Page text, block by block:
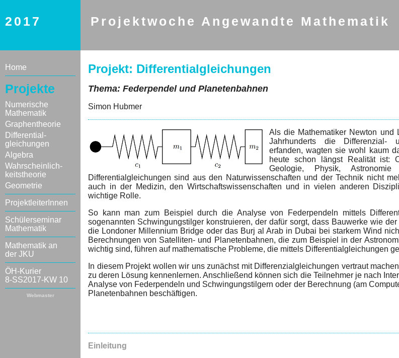
2017 Projektwoche Angewandte Mathematik
Home
Projekte
Numerische
Mathematik
Graphentheorie
Differential-
gleichungen
Algebra
Wahrscheinlich-
keitstheorie
Geometrie
ProjektleiterInnen
Schülerseminar
Mathematik
Mathematik an
der JKU
ÖH-Kurier
8-SS2017-KW 10
Webmaster
Projekt: Differentialgleichungen
Thema: Federpendel und Planetenbahnen
Simon Hubmer
Als die Mathematiker Newton und
Jahrhunderts die Differenzial-
erfanden, wagten sie wohl kaum
heute schon längst Realität ist:
Geologie, Physik, Astronomie
Differentialgleichungen sind aus den Naturwissenschaften und der Technik nicht
auch in der Medizin, den Wirtschaftswissenschaften und in vielen anderen
wichtige Rolle.
So kann man zum Beispiel durch die Analyse von Federpendeln mittels
sogenannten Schwingungstilger konstruieren, der dafür sorgt, dass Bauwerke wie
die Londoner Millennium Bridge oder das Burj al Arab in Dubai bei starkem Wind
Berechnungen von Satelliten- und Planetenbahnen, die zum Beispiel in der
wichtig sind, führen auf mathematische Probleme, die mittels Differentialgleichungen
In diesem Projekt wollen wir uns zunächst mit Differenzialgleichungen vertraut
zu deren Lösung kennenlernen. Anschließend können sich die Teilnehmer je nach
Analyse von Federpendeln und Schwingungstilgern oder der Berechnung (am
Planetenbahnen beschäftigen.
Einleitung